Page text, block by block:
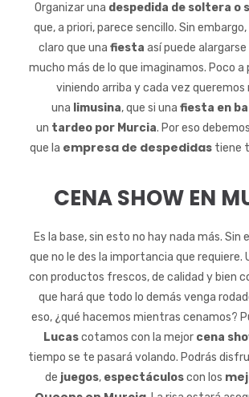
Organizar una despedida de soltera o
que, a priori, parece sencillo. Sin
claro que una fiesta así puede
mucho más de lo que imaginamos. Poco a
viniendo arriba y cada vez queremos
una limusina, que si una fiesta en
un tardeo por Murcia. Por eso
que la empresa de despedidastiene
CENA SHOW EN
Es la base, sin esto no hay nada más. Sin
que no le des la importancia que requiere.
con productos frescos, de calidad y bien
que hará que todo lo demás venga
eso, ¿qué hacemos mientras cenamos?
Lucascotamos con la mejor cena
tiempo se te pasará volando. Podrás
de juegos, espectáculoscon los